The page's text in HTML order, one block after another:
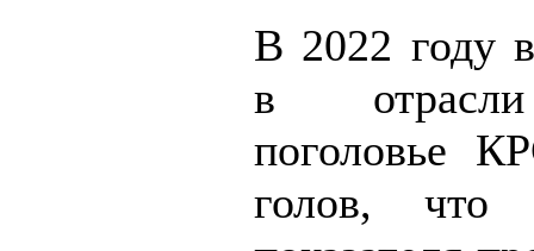
В 2022 году
в отрасли
поголовье
голов,